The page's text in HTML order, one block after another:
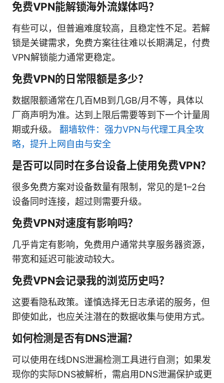
免费VPN能解锁海外流媒体吗？
有些可以，但普遍难度较高，且稳定性不足。若解
锁是关键需求，免费方案往往难以长期满足，付费
VPN解锁能力通常更稳定。
免费VPN的日常限额是多少？
数据限额通常在几百MB到几GB/月不等，具体以
厂商声明为准。达到上限后需要等到下一个计量周
期或升级。 翻墙软件：强力VPN与代理工具全攻
略，提升上网自由与安全
是否可以同时在多台设备上使用免费VPN？
很多免费方案对设备数量有限制，常见的是1–2台
设备同时连接，超过则需要升级。
免费VPN对速度有影响吗？
几乎肯定有影响，免费用户通常共享服务器资源，
带宽和延迟可能波动较大。
免费VPN会记录我的浏览历史吗？
这要看隐私政策。谨慎选择无日志承诺的服务，但
即使如此，也应关注潜在的数据收集与使用方式。
如何检测是否有DNS泄漏？
可以使用在线DNS泄漏检测工具进行自测；如果发
现你的实际DNS被解析，需启用DNS泄漏保护或更